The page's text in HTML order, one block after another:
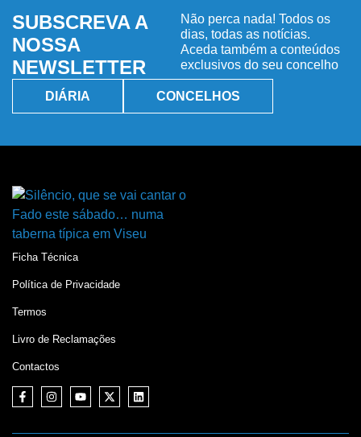
SUBSCREVA A
NOSSA
NEWSLETTER
Não perca nada! Todos os
dias, todas as notícias.
Aceda também a conteúdos
exclusivos do seu concelho
DIÁRIA CONCELHOS
Ficha Técnica
Política de Privacidade
Termos
Livro de Reclamações
Contactos